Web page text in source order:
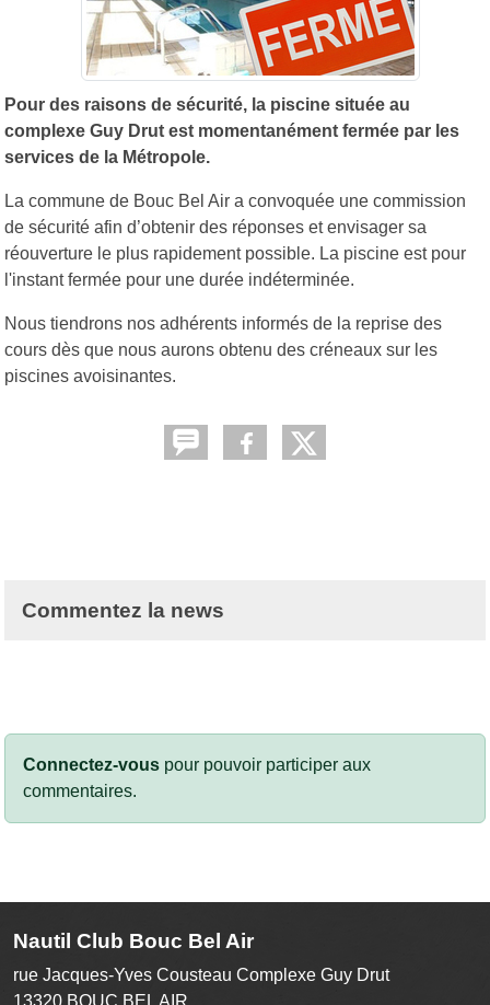
Pour des raisons de sécurité, la piscine située au
complexe Guy Drut est momentanément fermée par les
services de la Métropole.
La commune de Bouc Bel Air a convoquée une commission
de sécurité afin d’obtenir des réponses et envisager sa
réouverture le plus rapidement possible. La piscine est pour
l'instant fermée pour une durée indéterminée.
Nous tiendrons nos adhérents informés de la reprise des
cours dès que nous aurons obtenu des créneaux sur les
piscines avoisinantes.
Commentez la news
Connectez-vous pour pouvoir participer aux
commentaires.
Nautil Club Bouc Bel Air
rue Jacques-Yves Cousteau Complexe Guy Drut
13320 BOUC BEL AIR